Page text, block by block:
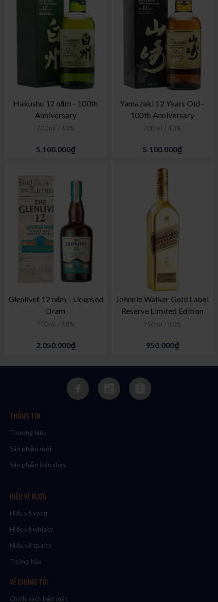
Hakushu 12 năm - 100th
Anniversary
700ml / 43%
5.100.000₫
Yamazaki 12 Years Old -
100th Anniversary
700ml / 43%
5.100.000₫
Glenlivet 12 năm - Licensed
Dram
700ml / 48%
2.050.000₫
Johnnie Walker Gold Label
Reserve Limited Edition
750ml / 40%
950.000₫
THÔNG TIN
Thương hiệu
Sản phẩm mới
Sản phẩm bán chạy
HIỂU VỀ RƯỢU
Hiểu về vang
Hiểu về whisky
Hiểu về spirits
Thông báo
VỀ CHÚNG TÔI
Chính sách bảo mật